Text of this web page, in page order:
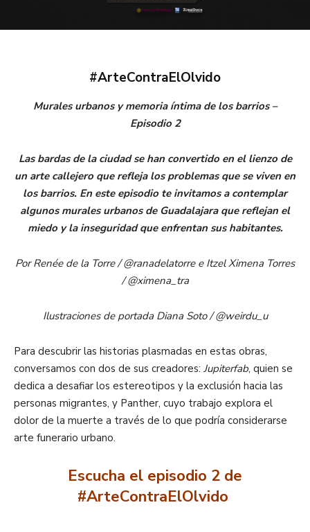
#ArteContraElOlvido
Murales urbanos y memoria íntima de los barrios –
Episodio 2
Las bardas de la ciudad se han convertido en el lienzo de
un arte callejero que refleja los problemas que se viven en
los barrios. En este episodio te invitamos a contemplar
algunos murales urbanos de Guadalajara que reflejan el
miedo y la inseguridad que enfrentan sus habitantes.
Por Renée de la Torre / @ranadelatorre e Itzel Ximena Torres
/@ximena_tra
Ilustraciones de portada Diana Soto / @weirdu_u
Para descubrir las historias plasmadas en estas obras,
conversamos con dos de sus creadores: Jupiterfab, quien se
dedica a desafiar los estereotipos y la exclusión hacia las
personas migrantes, y Panther, cuyo trabajo explora el
dolor de la muerte a través de lo que podría considerarse
arte funerario urbano.
Escucha el episodio 2 de
#ArteContraElOlvido